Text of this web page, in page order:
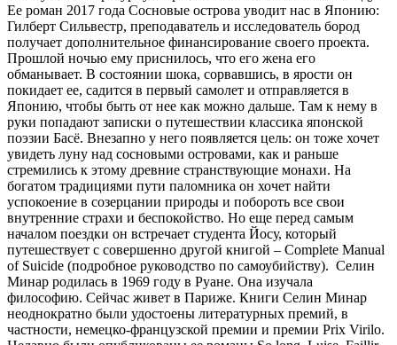
Ее роман 2017 года Сосновые острова уводит нас в Японию:
Гилберт Сильвестр, преподаватель и исследователь бород
получает дополнительное финансирование своего проекта.
Прошлой ночью ему приснилось, что его жена его
обманывает. В состоянии шока, сорвавшись, в ярости он
покидает ее, садится в первый самолет и отправляется в
Японию, чтобы быть от нее как можно дальше. Там к нему в
руки попадают записки о путешествии классика японской
поэзии Басё. Внезапно у него появляется цель: он тоже хочет
увидеть луну над сосновыми островами, как и раньше
стремились к этому древние странствующие монахи. На
богатом традициями пути паломника он хочет найти
успокоение в созерцании природы и побороть все свои
внутренние страхи и беспокойство. Но еще перед самым
началом поездки он встречает студента Йосу, который
путешествует с совершенно другой книгой – Complete Manual
of Suicide (подробное руководство по самоубийству). Селин
Минар родилась в 1969 году в Руане. Она изучала
философию. Сейчас живет в Париже. Книги Селин Минар
неоднократно были удостоены литературных премий, в
частности, немецко-французской премии и премии Prix Virilo.